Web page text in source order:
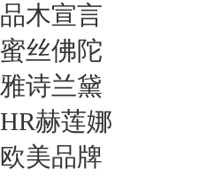
品木宣言
蜜丝佛陀
雅诗兰黛
HR赫莲娜
欧美品牌